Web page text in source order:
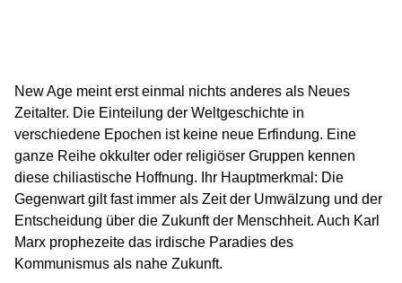
New Age meint erst einmal nichts anderes als Neues
Zeitalter. Die Einteilung der Weltgeschichte in
verschiedene Epochen ist keine neue Erfindung. Eine
ganze Reihe okkulter oder religiöser Gruppen kennen
diese chiliastische Hoffnung. Ihr Hauptmerkmal: Die
Gegenwart gilt fast immer als Zeit der Umwälzung und der
Entscheidung über die Zukunft der Menschheit. Auch Karl
Marx prophezeite das irdische Paradies des
Kommunismus als nahe Zukunft.